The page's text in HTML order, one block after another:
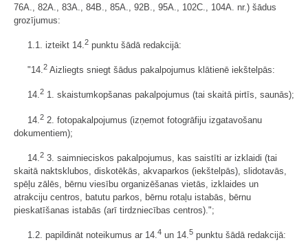
76A., 82A., 83A., 84B., 85A., 92B., 95A., 102C., 104A. nr.) šādus
grozījumus:
1.1. izteikt 14. 2 punktu šādā redakcijā:
"14.2 Aizliegts sniegt šādus pakalpojumus klātienē iekštelpās:
14.2 1. skaistumkopšanas pakalpojumus (tai skaitā pirtīs, saunās);
14. 2 2. fotopakalpojumus (izņemot fotogrāfiju izgatavošanu
dokumentiem);
14.2 3. saimnieciskos pakalpojumus, kas saistīti ar izklaidi (tai
skaitā naktsklubos, diskotēkās, akvaparkos (iekštelpās), slidotavās,
spēļu zālēs, bērnu viesību organizēšanas vietās, izklaides un
atrakciju centros, batutu parkos, bērnu rotaļu istabās, bērnu
pieskatīšanas istabās (arī tirdzniecības centros).";
1.2. papildināt noteikumus ar 14.4 un 14.5 punktu šādā redakcijā: